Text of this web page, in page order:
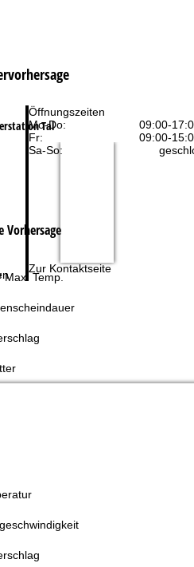
Öffnungszeiten
Mo-Do:
09:00-
Fr:
09:00-
Sa-So:
Zur Kontaktseite
Tal
Vorhersage
Max. Temp.